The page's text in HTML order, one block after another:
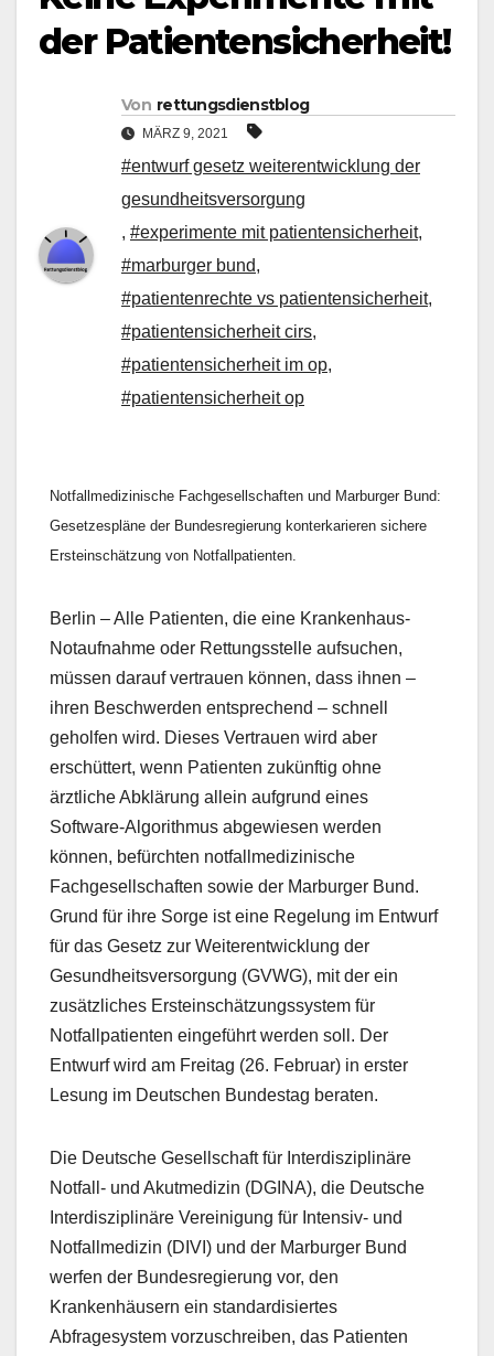
der Patientensicherheit!
Von rettungsdienstblog
MÄRZ 9, 2021
#entwurf gesetz weiterentwicklung der
gesundheitsversorgung
, #experimente mit patientensicherheit,
#marburger bund,
#patientenrechte vs patientensicherheit,
#patientensicherheit cirs,
#patientensicherheit im op,
#patientensicherheit op
Notfallmedizinische Fachgesellschaften und Marburger Bund:
Gesetzespläne der Bundesregierung konterkarieren sichere
Ersteinschätzung von Notfallpatienten.
Berlin – Alle Patienten, die eine Krankenhaus-
Notaufnahme oder Rettungsstelle aufsuchen,
müssen darauf vertrauen können, dass ihnen –
ihren Beschwerden entsprechend – schnell
geholfen wird. Dieses Vertrauen wird aber
erschüttert, wenn Patienten zukünftig ohne
ärztliche Abklärung allein aufgrund eines
Software-Algorithmus abgewiesen werden
können, befürchten notfallmedizinische
Fachgesellschaften sowie der Marburger Bund.
Grund für ihre Sorge ist eine Regelung im Entwurf
für das Gesetz zur Weiterentwicklung der
Gesundheitsversorgung (GVWG), mit der ein
zusätzliches Ersteinschätzungssystem für
Notfallpatienten eingeführt werden soll. Der
Entwurf wird am Freitag (26. Februar) in erster
Lesung im Deutschen Bundestag beraten.
Die Deutsche Gesellschaft für Interdisziplinäre
Notfall- und Akutmedizin (DGINA), die Deutsche
Interdisziplinäre Vereinigung für Intensiv- und
Notfallmedizin (DIVI) und der Marburger Bund
werfen der Bundesregierung vor, den
Krankenhäusern ein standardisiertes
Abfragesystem vorzuschreiben, das Patienten